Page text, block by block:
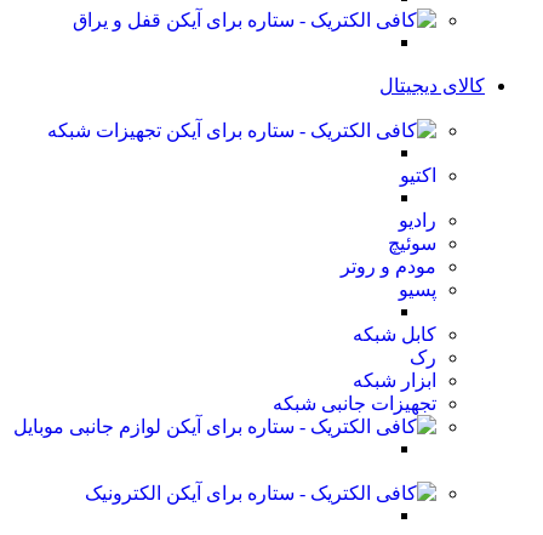
قفل و یراق
کالای دیجیتال
تجهیزات شبکه
اکتیو
رادیو
سوئیچ
مودم و روتر
پسیو
کابل شبکه
رک
ابزار شبکه
تجهیزات جانبی شبکه
لوازم جانبی موبایل
الکترونیک